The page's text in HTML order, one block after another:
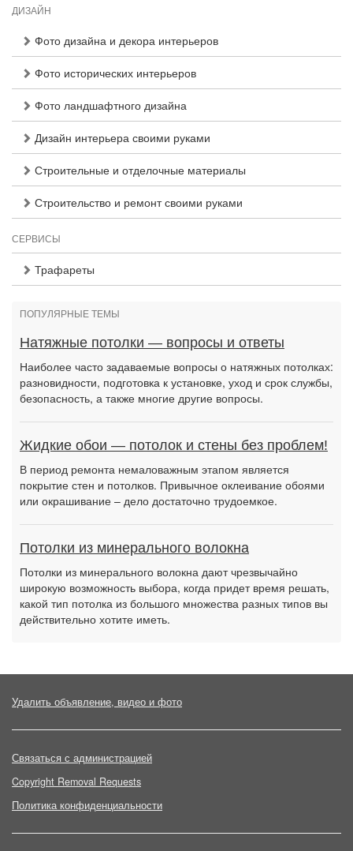
ДИЗАЙН
Фото дизайна и декора интерьеров
Фото исторических интерьеров
Фото ландшафтного дизайна
Дизайн интерьера своими руками
Строительные и отделочные материалы
Строительство и ремонт своими руками
СЕРВИСЫ
Трафареты
ПОПУЛЯРНЫЕ ТЕМЫ
Натяжные потолки — вопросы и ответы
Наиболее часто задаваемые вопросы о натяжных потолках:
разновидности, подготовка к установке, уход и срок службы,
безопасность, а также многие другие вопросы.
Жидкие обои — потолок и стены без проблем!
В период ремонта немаловажным этапом является
покрытие стен и потолков. Привычное оклеивание обоями
или окрашивание – дело достаточно трудоемкое.
Потолки из минерального волокна
Потолки из минерального волокна дают чрезвычайно
широкую возможность выбора, когда придет время решать,
какой тип потолка из большого множества разных типов вы
действительно хотите иметь.
Удалить объявление, видео и фото
Связаться с администрацией
Copyright Removal Requests
Политика конфиденциальности